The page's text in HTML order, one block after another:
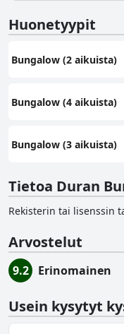
Huonetyypit
Bungalow (2 aikuista)
Bungalow (4 aikuista)
Bungalow (3 aikuista)
Tietoa Duran
Rekisterin tai lisenssin
Arvostelut
9.2 Erinomainen
Usein kysytyt